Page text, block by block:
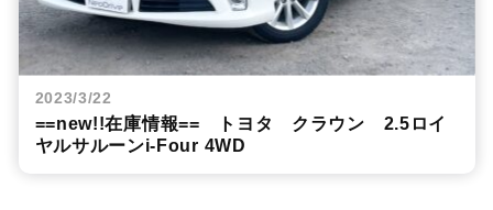
2023/3/22
==new!!在庫情報== トヨタ クラウン 2.5ロイ
ヤルサルーンi-Four 4WD